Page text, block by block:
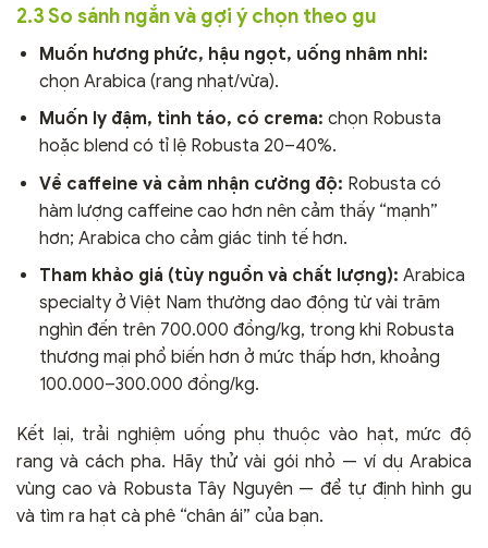
2.3 So sánh ngắn và gợi ý chọn theo gu
Muốn hương phức, hậu ngọt, uống nhâm nhi:
chọn Arabica (rang nhạt/vừa).
Muốn ly đậm, tỉnh táo, có crema: chọn Robusta
hoặc blend có tỉ lệ Robusta 20–40%.
Về caffeine và cảm nhận cường độ: Robusta có
hàm lượng caffeine cao hơn nên cảm thấy “mạnh”
hơn; Arabica cho cảm giác tinh tế hơn.
Tham khảo giá (tùy nguồn và chất lượng): Arabica
specialty ở Việt Nam thường dao động từ vài trăm
nghìn đến trên 700.000 đồng/kg, trong khi Robusta
thương mại phổ biến hơn ở mức thấp hơn, khoảng
100.000–300.000 đồng/kg.
Kết lại, trải nghiệm uống phụ thuộc vào hạt, mức độ
rang và cách pha. Hãy thử vài gói nhỏ — ví dụ Arabica
vùng cao và Robusta Tây Nguyên — để tự định hình gu
và tìm ra hạt cà phê “chân ái” của bạn.